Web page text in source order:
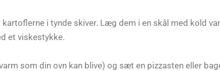
i tynde skiver. Læg dem i en skål med kold
et viskestykke.
som din ovn kan blive) og sæt en pizzasten eller